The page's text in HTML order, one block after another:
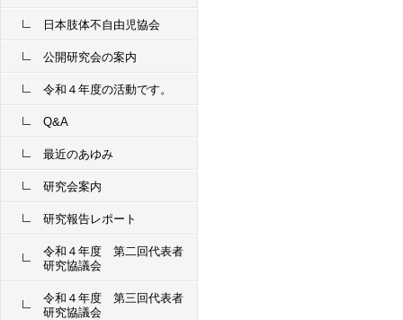
日本肢体不自由児協会
公開研究会の案内
令和４年度の活動です。
Q&A
最近のあゆみ
研究会案内
研究報告レポート
令和４年度 第二回代表者
研究協議会
令和４年度 第三回代表者
研究協議会